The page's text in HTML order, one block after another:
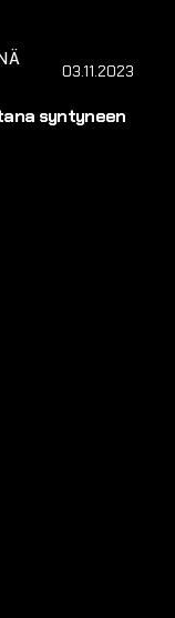
03.11.2023
syntyneen